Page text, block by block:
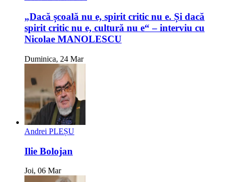
„Dacă școală nu e, spirit critic nu e. Și dacă
spirit critic nu e, cultură nu e“ – interviu cu
Nicolae MANOLESCU
Duminica, 24 Mar
Andrei PLEȘU
Ilie Bolojan
Joi, 06 Mar